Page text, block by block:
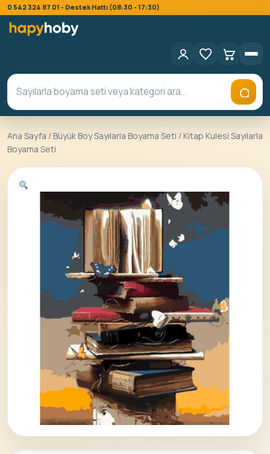
0 542 324 87 01 - Destek Hattı (08:30 - 17:30)
Ana Sayfa / Büyük Boy Sayılarla Boyama Seti / Kitap Kulesi Sayılarla
Boyama Seti